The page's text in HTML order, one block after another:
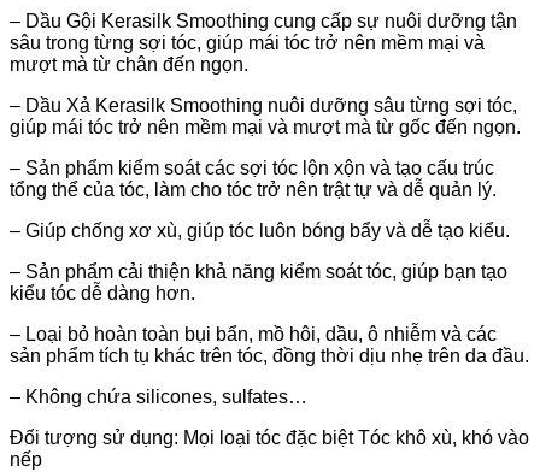
– Dầu Gội Kerasilk Smoothing cung cấp sự nuôi dưỡng tận
sâu trong từng sợi tóc, giúp mái tóc trở nên mềm mại và
mượt mà từ chân đến ngọn.
– Dầu Xả Kerasilk Smoothing nuôi dưỡng sâu từng sợi tóc,
giúp mái tóc trở nên mềm mại và mượt mà từ gốc đến ngọn.
– Sản phẩm kiểm soát các sợi tóc lộn xộn và tạo cấu trúc
tổng thể của tóc, làm cho tóc trở nên trật tự và dễ quản lý.
– Giúp chống xơ xù, giúp tóc luôn bóng bẩy và dễ tạo kiểu.
– Sản phẩm cải thiện khả năng kiểm soát tóc, giúp bạn tạo
kiểu tóc dễ dàng hơn.
– Loại bỏ hoàn toàn bụi bẩn, mồ hôi, dầu, ô nhiễm và các
sản phẩm tích tụ khác trên tóc, đồng thời dịu nhẹ trên da đầu.
– Không chứa silicones, sulfates…
Đối tượng sử dụng: Mọi loại tóc đặc biệt Tóc khô xù, khó vào
nếp